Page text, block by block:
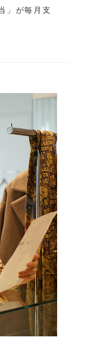
」が毎月支